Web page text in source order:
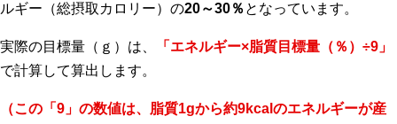
ルギー（総摂取カロリー）の20～30％ となっています。
実際の目標量（ｇ）は、
「エネルギー×脂質目標量（％）÷9」
で計算して算出します。
（この「9」の数値は、脂質1gから約9kcalのエネルギーが産